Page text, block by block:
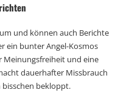
und können auch Berichte
ein bunter Angel-Kosmos
Meinungsfreiheit und eine
dauerhafter Missbrauch
bekloppt.